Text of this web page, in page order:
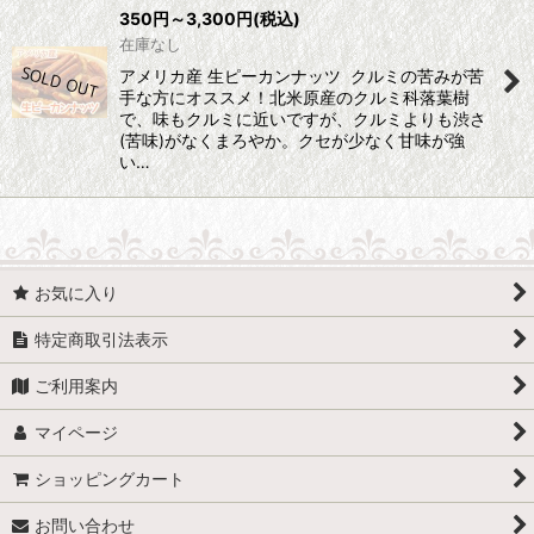
並び順:
絞り込む
350円～3,300円(税込)
在庫なし
アメリカ産 生ピーカンナッツ クルミの苦みが苦
手な方にオススメ！北米原産のクルミ科落葉樹
で、味もクルミに近いですが、クルミよりも渋さ
(苦味)がなくまろやか。クセが少なく甘味が強
い…
お気に入り
特定商取引法表示
ご利用案内
マイページ
ショッピングカート
お問い合わせ